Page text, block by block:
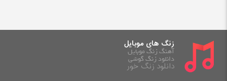
زنگ های موبایل
آهنگ زنگ موبایل
دانلود زنگ گوشی
دانلود زنگ خور